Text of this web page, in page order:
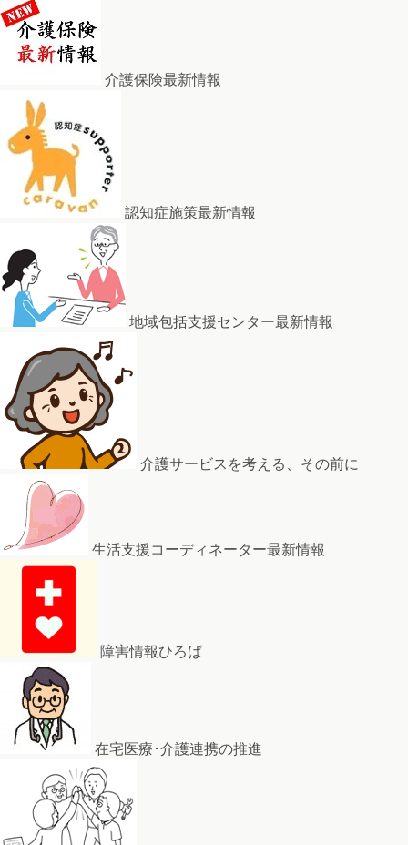
介護保険最新情報
認知症施策最新情報
地域包括支援センター最新情報
介護サービスを考える、その前に
生活支援コーディネーター最新情報
障害情報ひろば
在宅医療･介護連携の推進